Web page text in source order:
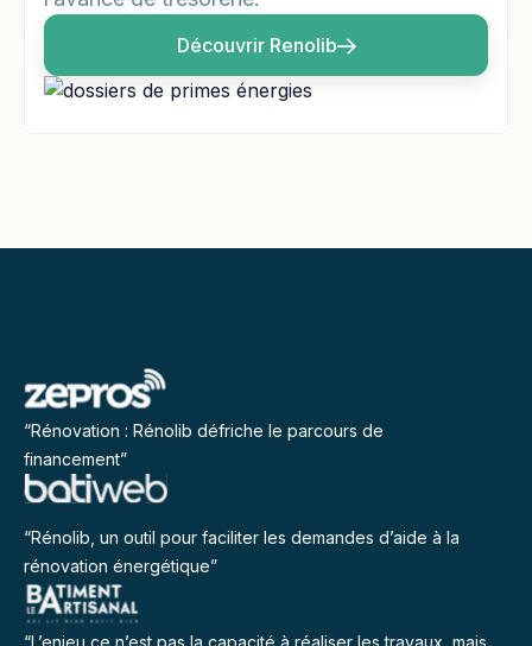
Découvrir Renolib
“Rénovation : Rénolib défriche le parcours de
financement”
“Rénolib, un outil pour faciliter les demandes d’aide à la
rénovation énergétique”